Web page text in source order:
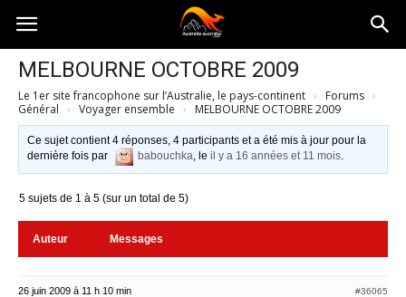
Australia-
australie.com
MELBOURNE OCTOBRE 2009
Le 1er site francophone sur l’Australie, le pays-continent › Forums ›
Général › Voyager ensemble › MELBOURNE OCTOBRE 2009
Ce sujet contient 4 réponses, 4 participants et a été mis à jour pour la
dernière fois par
babouchka, leil y a 16 années et 11 mois.
5 sujets de 1 à 5 (sur un total de 5)
Auteur Messages
26 juin 2009 à 11 h 10 min #36065